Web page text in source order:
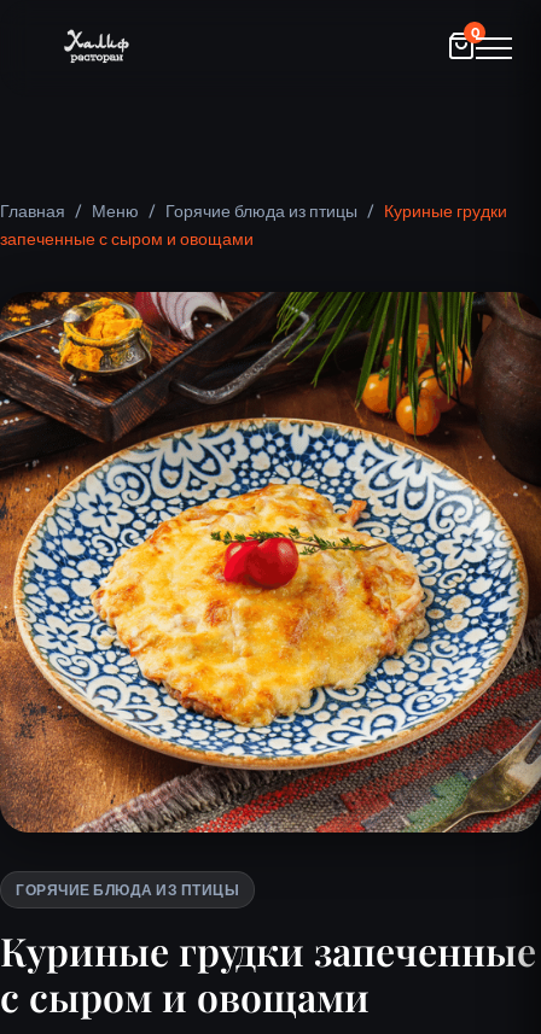
0
Главная / Меню / Горячие блюда из птицы / Куриные грудки
запеченные с сыром и овощами
ГОРЯЧИЕ БЛЮДА ИЗ ПТИЦЫ
Куриные грудки запеченные
с сыром и овощами